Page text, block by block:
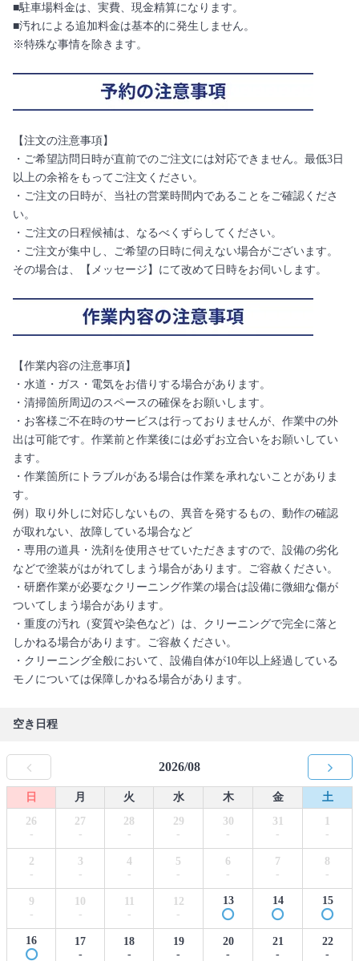
■駐車場料金は、実費、現金精算になります。
■汚れによる追加料金は基本的に発生しません。
※特殊な事情を除きます。
【注文の注意事項】
・ご希望訪問日時が直前でのご注文には対応できません。最低3日
以上の余裕をもってご注文ください。
・ご注文の日時が、当社の営業時間内であることをご確認くださ
い。
・ご注文の日程候補は、なるべくずらしてください。
・ご注文が集中し、ご希望の日時に伺えない場合がございます。
その場合は、【メッセージ】にて改めて日時をお伺いします。
【作業内容の注意事項】
・水道・ガス・電気をお借りする場合があります。
・清掃箇所周辺のスペースの確保をお願いします。
・お客様ご不在時のサービスは行っておりませんが、作業中の外
出は可能です。作業前と作業後には必ずお立合いをお願いしてい
ます。
・作業箇所にトラブルがある場合は作業を承れないことがありま
す。
例）取り外しに対応しないもの、異音を発するもの、動作の確認
が取れない、故障している場合など
・専用の道具・洗剤を使用させていただきますので、設備の劣化
などで塗装がはがれてしまう場合があります。ご容赦ください。
・研磨作業が必要なクリーニング作業の場合は設備に微細な傷が
ついてしまう場合があります。
・重度の汚れ（変質や染色など）は、クリーニングで完全に落と
しかねる場合があります。ご容赦ください。
・クリーニング全般において、設備自体が10年以上経過している
モノについては保障しかねる場合があります。
空き日程
2026/08
日 月 火 水 木 金
土
26
-
27
-
28
-
29
-
30
-
31
-
1
-
2
-
3
-
4
-
5
-
6
-
7
-
8
-
9
-
10
-
11
-
12
-
13 14 15
16
17
-
18
-
19
-
20
-
21
-
22
-